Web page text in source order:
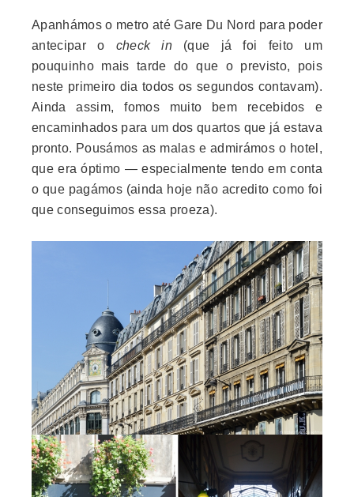
Apanhámos o metro até Gare Du Nord para poder
antecipar o check in (que já foi feito um
pouquinho mais tarde do que o previsto, pois
neste primeiro dia todos os segundos contavam).
Ainda assim, fomos muito bem recebidos e
encaminhados para um dos quartos que já estava
pronto. Pousámos as malas e admirámos o hotel,
que era óptimo — especialmente tendo em conta
o que pagámos (ainda hoje não acredito como foi
que conseguimos essa proeza).